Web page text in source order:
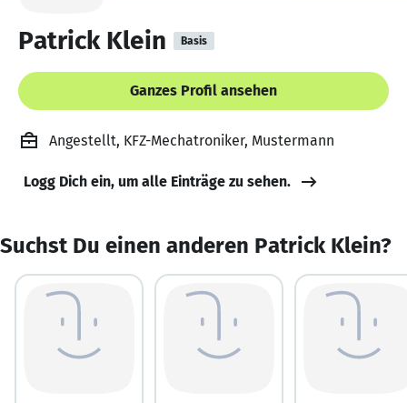
Patrick Klein Basis
Ganzes Profil ansehen
Angestellt, KFZ-Mechatroniker, Mustermann
Logg Dich ein, um alle Einträge zu sehen.
Suchst Du einen anderen Patrick Klein?